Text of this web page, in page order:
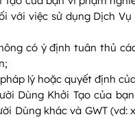
việc sử dụng Dịch
có ý định tuân thủ
lý hoặc quyết định
Dùng Khởi Tạo của
Dùng khác và GWT